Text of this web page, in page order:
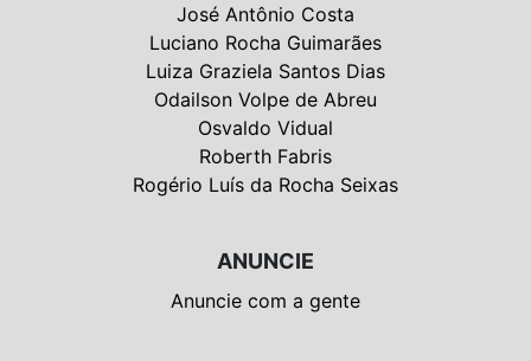
José Antônio Costa
Luciano Rocha Guimarães
Luiza Graziela Santos Dias
Odailson Volpe de Abreu
Osvaldo Vidual
Roberth Fabris
Rogério Luís da Rocha Seixas
ANUNCIE
Anuncie com a gente